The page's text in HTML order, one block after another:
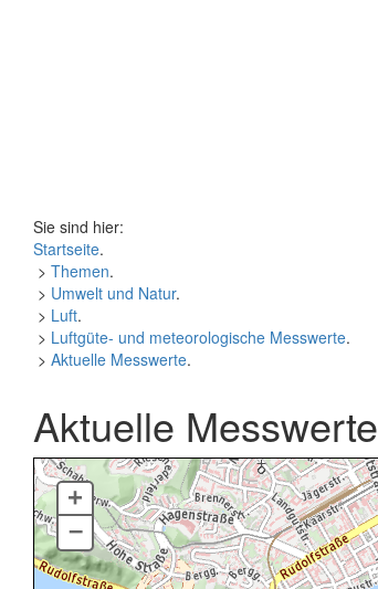
Sie sind hier:
Startseite.
> Themen.
> Umwelt und Natur.
> Luft.
> Luftgüte- und meteorologische Messwerte.
> Aktuelle Messwerte.
Aktuelle Messwerte
+
–